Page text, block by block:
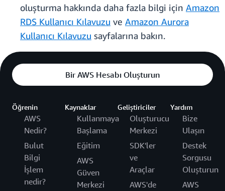
oluşturma hakkında daha fazla bilgi için Amazon
RDS Kullanıcı Kılavuzu ve Amazon Aurora
Kullanıcı Kılavuzu sayfalarına bakın.
Bir AWS Hesabı Oluşturun
Öğrenin
AWS
Nedir?
Bulut
Bilgi
İşlem
nedir?
Kaynaklar
Kullanmaya
Başlama
Eğitim
AWS
Güven
Merkezi
Geliştiriciler
Oluşturucu
Merkezi
SDK'ler
ve
Araçlar
AWS'de
Yardım
Bize
Ulaşın
Destek
Sorgusu
Oluşturun
AWS